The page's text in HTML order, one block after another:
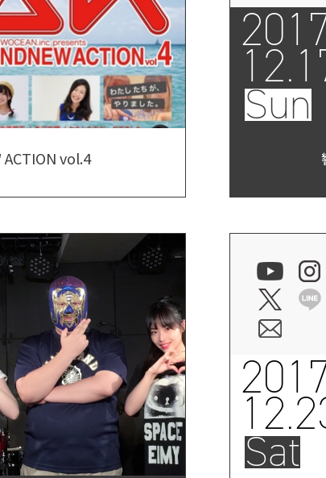
ACTION vol.4
Sun
Sat